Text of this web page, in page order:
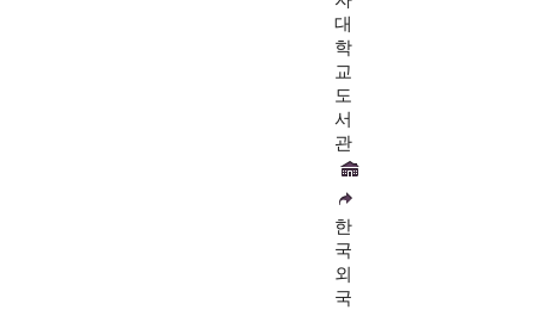
대
학
교
도
서
관
한
국
외
국